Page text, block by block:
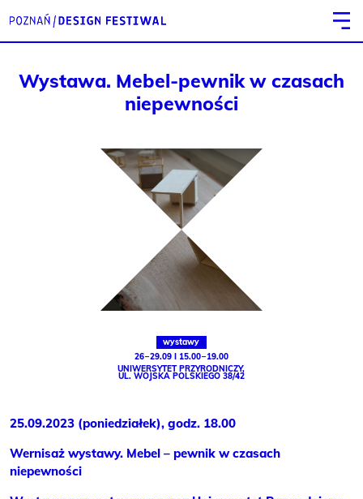
Wystawa. Mebel-pewnik w czasach
niepewności
wystawy
26 – 29.09 I 15.00 – 19.00
UNIWERSYTET PRZYRODNICZY,
UL. WOJSKA POLSKIEGO 38/42
25.09.2023 (poniedziałek), godz. 18.00
Wernisaż wystawy. Mebel – pewnik w czasach
niepewności